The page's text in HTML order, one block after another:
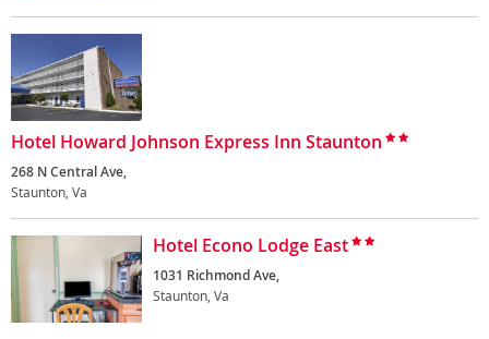
Hotel Howard Johnson Express Inn Staunton
268 N Central Ave,
Staunton, Va
Hotel Econo Lodge East
1031 Richmond Ave,
Staunton, Va